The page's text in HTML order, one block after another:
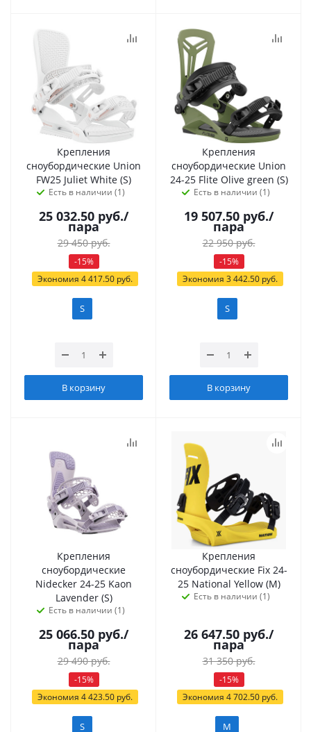
Крепления
сноубордические Union
FW25 Juliet White (S)
Есть в наличии (1)
25 032.50 руб./
пара
29 450руб.
-15%
Экономия 4 417.50руб.
S
В корзину
Крепления
сноубордические Union
24-25 Flite Olive green (S)
Есть в наличии (1)
19 507.50 руб./
пара
22 950руб.
-15%
Экономия 3 442.50руб.
S
В корзину
Крепления
сноубордические
Nidecker 24-25 Kaon
Lavender (S)
Есть в наличии (1)
25 066.50 руб./
пара
29 490руб.
-15%
Экономия 4 423.50руб.
S
Крепления
сноубордические Fix 24-
25 National Yellow (M)
Есть в наличии (1)
26 647.50 руб./
пара
31 350руб.
-15%
Экономия 4 702.50руб.
M